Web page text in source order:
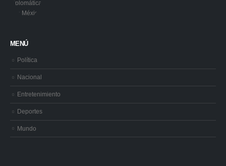
MENÚ
Política
Nacional
Entretenimiento
Deportes
Mundo